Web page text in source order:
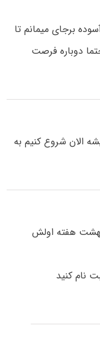
برجای میمانم تا
دوباره فرصت
الان شروع کنیم به
هفته اولش
نام کنید